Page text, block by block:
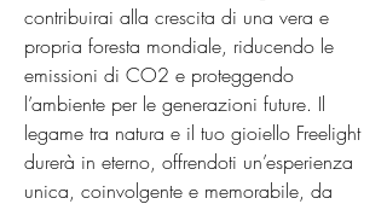
contribuirai alla crescita di una vera e
propria foresta mondiale, riducendo le
emissioni di CO2 e proteggendo
l’ambiente per le generazioni future. Il
legame tra natura e il tuo gioiello Freelight
durerà in eterno, offrendoti un’esperienza
unica, coinvolgente e memorabile, da